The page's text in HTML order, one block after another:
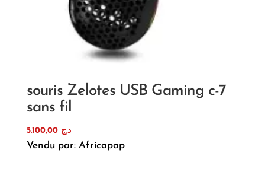
souris Zelotes USB Gaming c-7
sans fil
د.ج 5.100,00
Vendu par: Africapap